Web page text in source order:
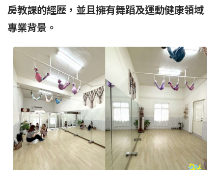
房教課的經歷，並且擁有舞蹈及運動健康領域
專業背景。